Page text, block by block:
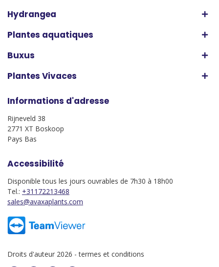
Hydrangea
Plantes aquatiques
Buxus
Plantes Vivaces
Informations d'adresse
Rijneveld 38
2771 XT Boskoop
Pays Bas
Accessibilité
Disponible tous les jours ouvrables de 7h30 à 18h00
Tel.: +31172213468
sales@avaxaplants.com
Droits d'auteur 2026 -termes et conditions